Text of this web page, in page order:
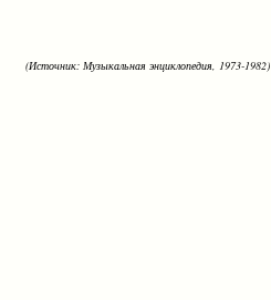
(Источник: Музыкальная энциклопедия, 1973-1982)